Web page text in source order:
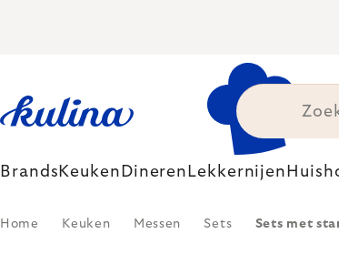
Brands Keuken Dineren Lekkernijen
Home Keuken Messen Sets Sets met